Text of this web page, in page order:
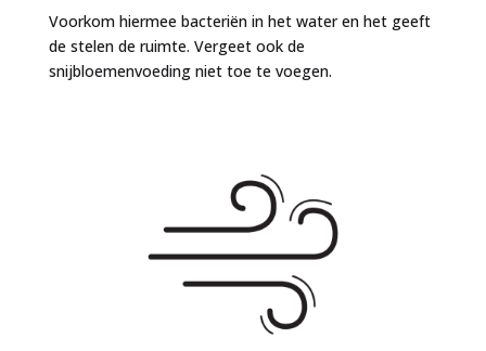
Voorkom hiermee bacteriën in het water en het geeft
de stelen de ruimte. Vergeet ook de
snijbloemenvoeding niet toe te voegen.